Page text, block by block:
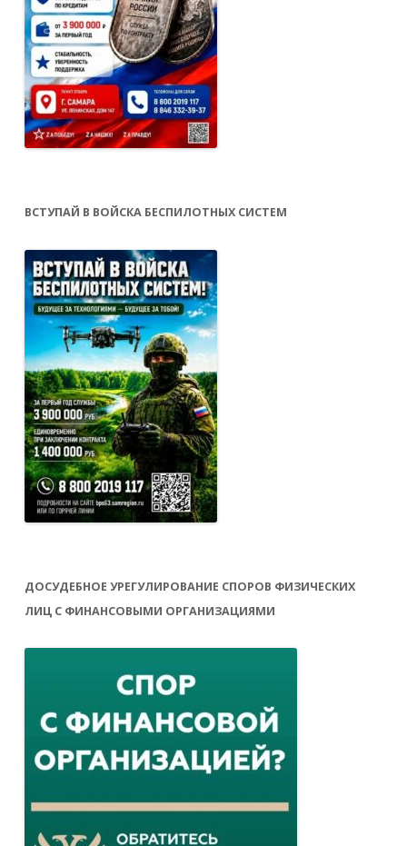
ВСТУПАЙ В ВОЙСКА БЕСПИЛОТНЫХ СИСТЕМ
ДОСУДЕБНОЕ УРЕГУЛИРОВАНИЕ СПОРОВ ФИЗИЧЕСКИХ
ЛИЦ С ФИНАНСОВЫМИ ОРГАНИЗАЦИЯМИ